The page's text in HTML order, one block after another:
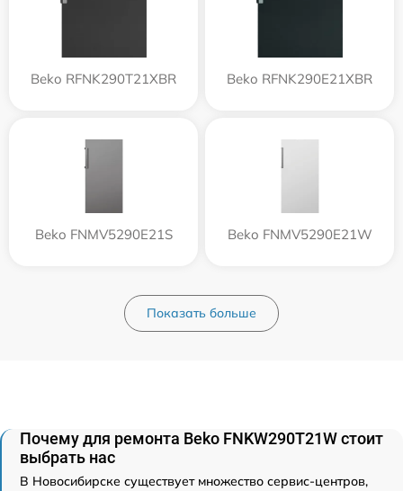
Beko RFNK290T21XBR Beko RFNK290E21XBR
Beko FNMV5290E21S Beko FNMV5290E21W
Показать больше
Почему для ремонта Beko FNKW290T21W стоит
выбрать нас
В Новосибирске существует множество сервис-центров,